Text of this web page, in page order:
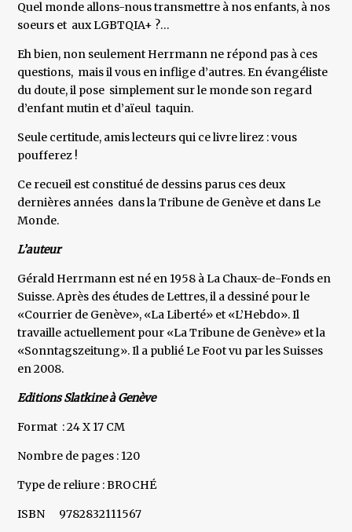
Quel monde allons-nous transmettre à nos enfants, à nos
soeurs et aux LGBTQIA+ ?…
Eh bien, non seulement Herrmann ne répond pas à ces
questions, mais il vous en inflige d’autres. En évangéliste
du doute, il pose simplement sur le monde son regard
d’enfant mutin et d’aïeul taquin.
Seule certitude, amis lecteurs qui ce livre lirez : vous
poufferez !
Ce recueil est constitué de dessins parus ces deux
dernières années dans la Tribune de Genève et dans Le
Monde.
L’auteur
Gérald Herrmann est né en 1958 à La Chaux-de-Fonds en
Suisse. Après des études de Lettres, il a dessiné pour le
«Courrier de Genève», «La Liberté» et «L’Hebdo». Il
travaille actuellement pour «La Tribune de Genève» et la
«Sonntagszeitung». Il a publié Le Foot vu par les Suisses
en 2008.
Editions Slatkine à Genève
Format : 24 X 17 CM
Nombre de pages : 120
Type de reliure : BROCHÉ
ISBN 9782832111567